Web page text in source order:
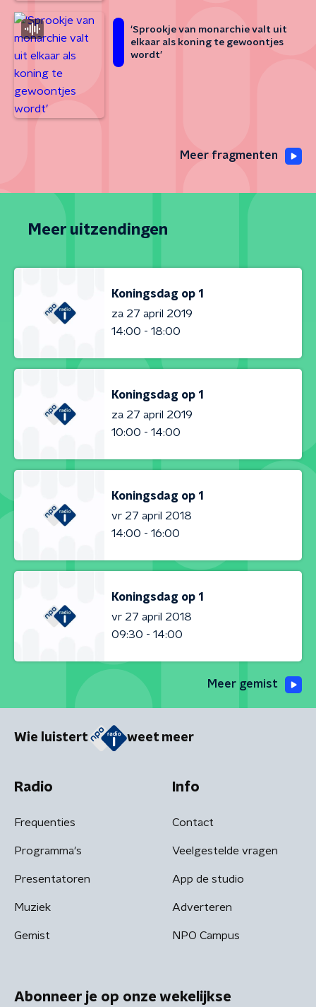
‘Sprookje van monarchie valt uit
elkaar als koning te gewoontjes
wordt’
Meer fragmenten
Meer uitzendingen
Koningsdag op 1
za 27 april 2019
14:00 - 18:00
Koningsdag op 1
za 27 april 2019
10:00 - 14:00
Koningsdag op 1
vr 27 april 2018
14:00 - 16:00
Koningsdag op 1
vr 27 april 2018
09:30 - 14:00
Meer gemist
Wie luistert weet meer
Radio
Frequenties
Programma's
Presentatoren
Muziek
Gemist
Info
Contact
Veelgestelde vragen
App de studio
Adverteren
NPO Campus
Abonneer je op onze wekelijkse